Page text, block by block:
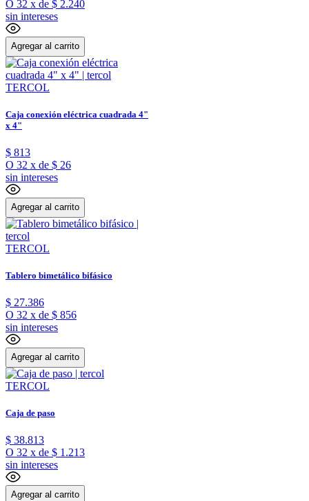
O 32 x de $ 2.240
sin intereses
Agregar al carrito
TERCOL
Caja conexión eléctrica cuadrada 4"
x 4"
$ 813
O 32 x de $ 26
sin intereses
Agregar al carrito
TERCOL
Tablero bimetálico bifásico
$ 27.386
O 32 x de $ 856
sin intereses
Agregar al carrito
TERCOL
Caja de paso
$ 38.813
O 32 x de $ 1.213
sin intereses
Agregar al carrito